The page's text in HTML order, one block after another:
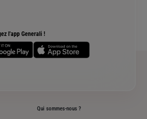
l'app Generali !
ou chat
Generali
malentendants
Qui sommes-nous ?